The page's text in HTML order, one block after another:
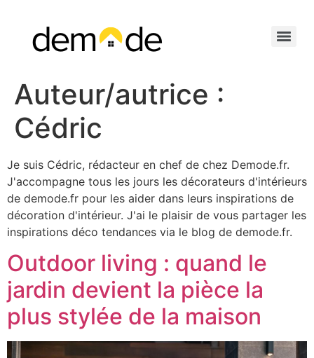
Auteur/autrice :
Cédric
Je suis Cédric, rédacteur en chef de chez Demode.fr.
J'accompagne tous les jours les décorateurs d'intérieurs
de demode.fr pour les aider dans leurs inspirations de
décoration d'intérieur. J'ai le plaisir de vous partager les
inspirations déco tendances via le blog de demode.fr.
Outdoor living : quand le
jardin devient la pièce la
plus stylée de la maison